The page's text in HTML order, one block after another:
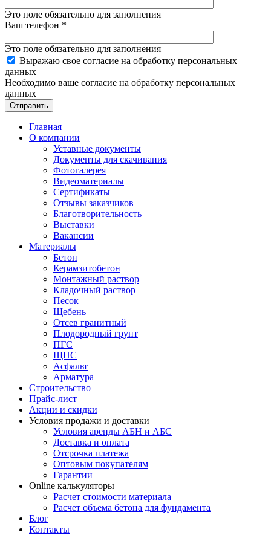
Это поле обязательно для заполнения
Ваш телефон *
Это поле обязательно для заполнения
Выражаю свое согласие на обработку персональных
данных
Необходимо ваше согласие на обработку персональных
данных
Отправить
Главная
О компании
Уставные документы
Документы для скачивания
Фотогалерея
Видеоматериалы
Сертификаты
Отзывы заказчиков
Благотворительность
Выставки
Вакансии
Материалы
Бетон
Керамзитобетон
Монтажный раствор
Кладочный раствор
Песок
Щебень
Отсев гранитный
Плодородный грунт
ПГС
ЩПС
Асфальт
Арматура
Строительство
Прайс-лист
Акции и скидки
Условия продажи и доставки
Условия аренды АБН и АБС
Доставка и оплата
Отсрочка платежа
Оптовым покупателям
Гарантии
Online калькуляторы
Расчет стоимости материала
Расчет объема бетона для фундамента
Блог
Контакты